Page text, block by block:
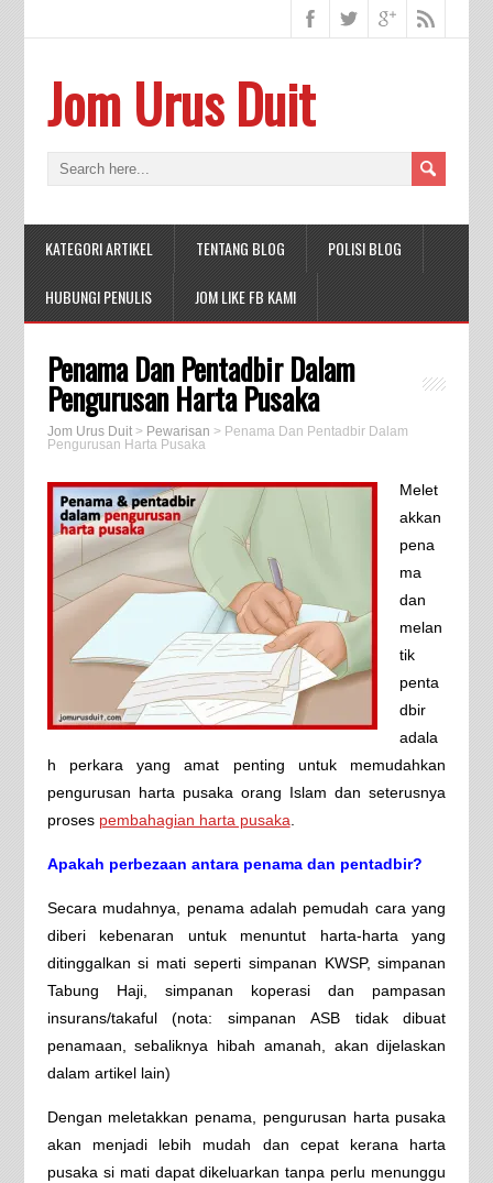
Jom Urus Duit
KATEGORI ARTIKEL TENTANG BLOG POLISI BLOG
HUBUNGI PENULIS JOM LIKE FB KAMI
Penama Dan Pentadbir Dalam
Pengurusan Harta Pusaka
Jom Urus Duit> Pewarisan > Penama Dan Pentadbir Dalam
Pengurusan Harta Pusaka
Melet
akkan
pena
ma
dan
melan
tik
penta
dbir
adala
h perkara yang amat penting untuk memudahkan
pengurusan harta pusaka orang Islam dan seterusnya
proses pembahagian harta pusaka
Apakah perbezaan antara penama dan pentadbir?
Secara mudahnya, penama adalah pemudah cara yang
diberi kebenaran untuk menuntut harta-harta yang
ditinggalkan si mati seperti simpanan KWSP, simpanan
Tabung Haji, simpanan koperasi dan pampasan
insurans/takaful (nota: simpanan ASB tidak dibuat
penamaan, sebaliknya hibah amanah, akan dijelaskan
dalam artikel lain)
Dengan meletakkan penama, pengurusan harta pusaka
akan menjadi lebih mudah dan cepat kerana harta
pusaka si mati dapat dikeluarkan tanpa perlu menunggu